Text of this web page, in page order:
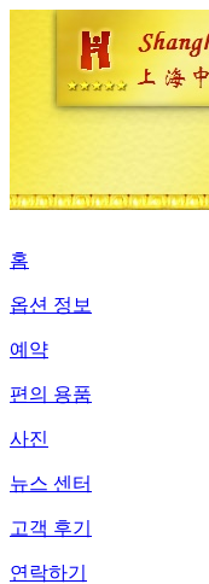
홈
옵션 정보
예약
편의 용품
사진
뉴스 센터
고객 후기
연락하기